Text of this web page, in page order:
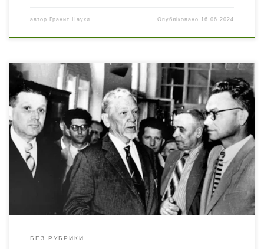
автор Гранит Науки Опубліковано 16.06.2024
Такі особистості як Степан Прокопович Тимошенко
змінюють світ. З метою створити умови щоб в Україні
таких людей ставало дедалі більше, ініціативні
підприємці з Сумської області зараз працюють над
створенням гранту для вчених-конструкторів. Вони
заснували громадське об’єднання «Українська
техноперспектива», яка зараз на фінальному етапі
процесу реєстрації. Один із ініціаторів проекту – […]
БЕЗ РУБРИКИ